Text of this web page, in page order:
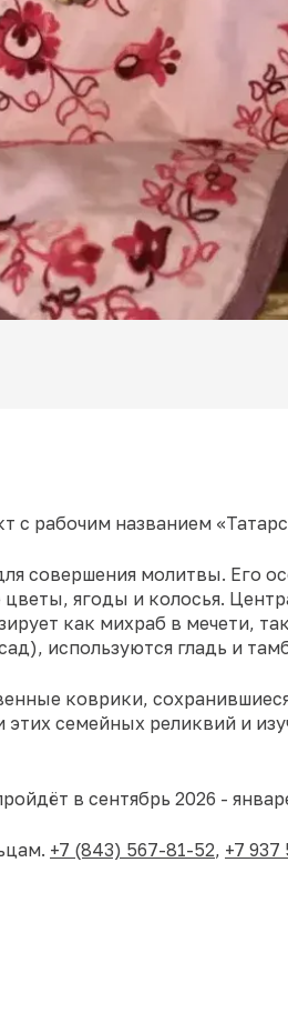
с рабочим названием
совершения молитвы. Его
ягоды и колосья.
как михраб в мечети,
используются гладь и
коврики,
семейных реликвий и
в сентябрь 2026 -
+7 (843) 567-81-52, +7 937